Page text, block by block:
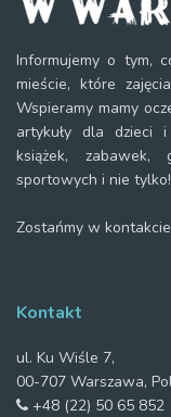
Informujemy o tym,
mieście, które
Wspieramy mamy
artykuły dla dzieci
książek,
sportowych i nie
Zostańmy w
Kontakt
ul. Ku Wiśle 7,
00-707 Warszawa,
+48 (22) 50 65 852